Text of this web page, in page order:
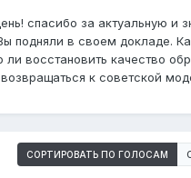
спасибо за актуальную и
подняли в своем докладе.
восстановить качество
к советской
СОРТИРОВАТЬ ПО ГОЛОСАМ